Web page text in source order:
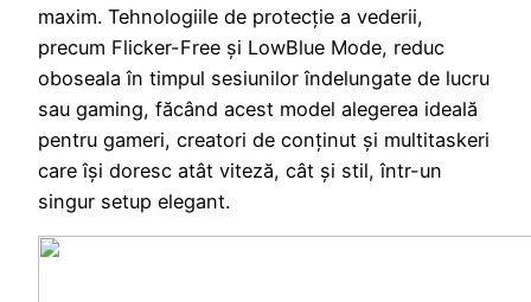
maxim. Tehnologiile de protecție a vederii,
precum Flicker-Free și LowBlue Mode, reduc
oboseala în timpul sesiunilor îndelungate de lucru
sau gaming, făcând acest model alegerea ideală
pentru gameri, creatori de conținut și multitaskeri
care își doresc atât viteză, cât și stil, într-un
singur setup elegant.